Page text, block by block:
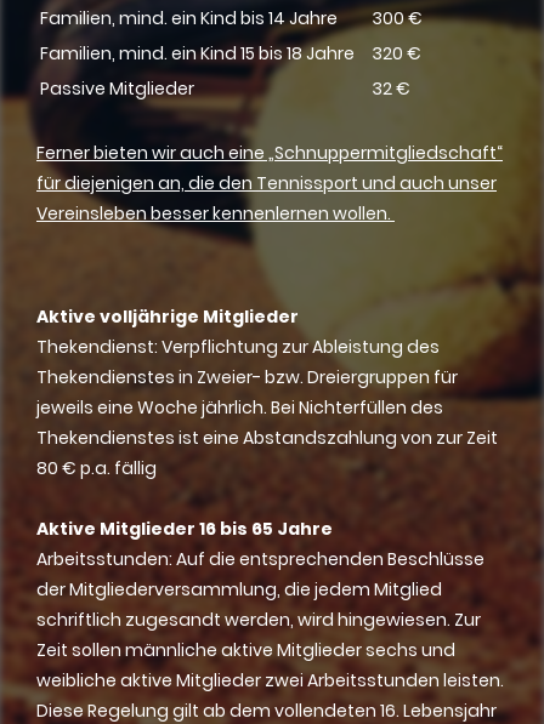
Familien, mind. ein Kind bis 14 Jahre
300 €
Familien, mind. ein Kind 15 bis 18 Jahre
320 €
Passive Mitglieder
32 €
Ferner bieten wir auch eine „Schnuppermitgliedschaft“
für diejenigen an, die den Tennissport und auch unser
Vereinsleben besser kennenlernen wollen.
Aktive volljährige Mitglieder
Thekendienst: Verpflichtung zur Ableistung des
Thekendienstes in Zweier- bzw. Dreiergruppen für
jeweils eine Woche jährlich. Bei Nichterfüllen des
Thekendienstes ist eine Abstandszahlung von zur Zeit
80 € p.a. fällig
Aktive Mitglieder 16 bis 65 Jahre
Arbeitsstunden: Auf die entsprechenden Beschlüsse
der Mitgliederversammlung, die jedem Mitglied
schriftlich zugesandt werden, wird hingewiesen. Zur
Zeit sollen männliche aktive Mitglieder sechs und
weibliche aktive Mitglieder zwei Arbeitsstunden leisten.
Diese Regelung gilt ab dem vollendeten 16. Lebensjahr